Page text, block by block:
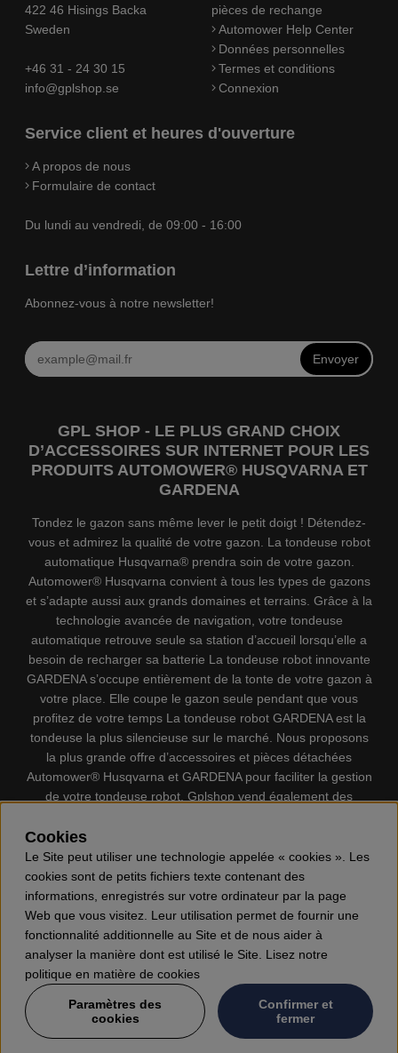
422 46 Hisings Backa
Sweden
+46 31 - 24 30 15
info@gplshop.se
pièces de rechange
Automower Help Center
Données personnelles
Termes et conditions
Connexion
Service client et heures d'ouverture
A propos de nous
Formulaire de contact
Du lundi au vendredi, de 09:00 - 16:00
Lettre d’information
Abonnez-vous à notre newsletter!
Envoyer
GPL SHOP - LE PLUS GRAND CHOIX
D’ACCESSOIRES SUR INTERNET POUR LES
PRODUITS AUTOMOWER® HUSQVARNA ET
GARDENA
Tondez le gazon sans même lever le petit doigt ! Détendez-
vous et admirez la qualité de votre gazon. La tondeuse robot
automatique Husqvarna® prendra soin de votre gazon.
Automower® Husqvarna convient à tous les types de gazons
et s’adapte aussi aux grands domaines et terrains. Grâce à la
technologie avancée de navigation, votre tondeuse
automatique retrouve seule sa station d’accueil lorsqu’elle a
besoin de recharger sa batterie La tondeuse robot innovante
GARDENA s’occupe entièrement de la tonte de votre gazon à
votre place. Elle coupe le gazon seule pendant que vous
profitez de votre temps La tondeuse robot GARDENA est la
tondeuse la plus silencieuse sur le marché. Nous proposons
la plus grande offre d’accessoires et pièces détachées
Automower® Husqvarna et GARDENA pour faciliter la gestion
de votre tondeuse robot. Gplshop vend également des
individuel, Coupe-bordures, Débroussailleuses, Taille haies,
Motoculteurs, Souffleur, Souffleuses à neige, Nettoyeurs
haute pression, Aspirateur, Découpeuses, Haches, Outils
forestiers, Lubrifiants, Carburants, Jouets ETC.
Cookies
Le Site peut utiliser une technologie appelée « cookies ». Les
cookies sont de petits fichiers texte contenant des
informations, enregistrés sur votre ordinateur par la page
Web que vous visitez. Leur utilisation permet de fournir une
fonctionnalité additionnelle au Site et de nous aider à
analyser la manière dont est utilisé le Site. Lisez notre
politique en matière de cookies
Paramètres des
cookies
Confirmer et
fermer